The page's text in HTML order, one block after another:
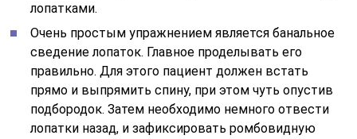
лопатками.
Очень простым упражнением является банальное
сведение лопаток. Главное проделывать его
правильно. Для этого пациент должен встать
прямо и выпрямить спину, при этом чуть опустив
подбородок. Затем необходимо немного отвести
лопатки назад, и зафиксировать ромбовидную